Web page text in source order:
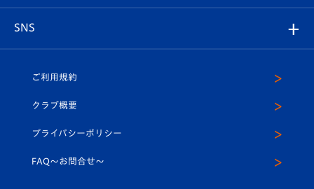
ホームタウン
平和祈念活動
プレイヤーズスイート
店舗情報
U-18
スクール
SNS
ヴィヴィくんインスタグラム
公式LINE＠
ご利用規約
クラブ概要
プライバシーポリシー
FAQ〜お問合せ〜